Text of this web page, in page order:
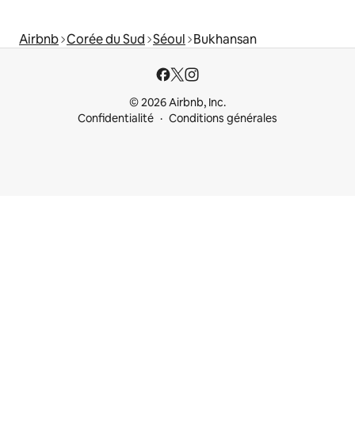
Airbnb Corée du Sud Séoul Bukhansan
© 2026 Airbnb, Inc.
Confidentialité
Conditions générales